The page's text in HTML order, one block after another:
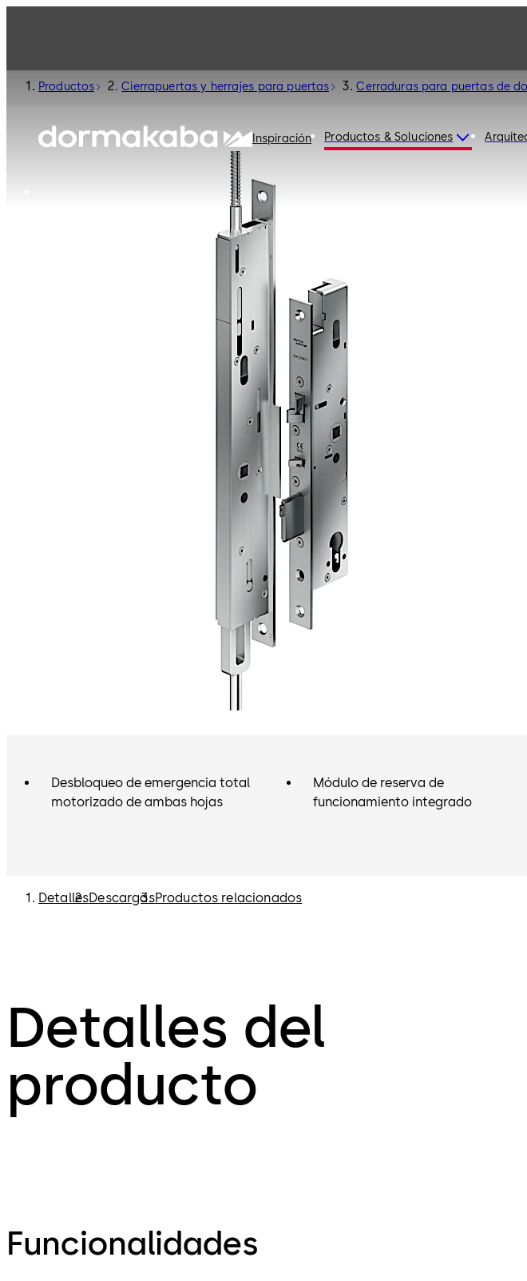
Inspiración Productos & Soluciones
Productos Cierrapuertas y herrajes para puertas Cerraduras para puertas de
Desbloqueo de emergencia total
motorizado de ambas hojas
Módulo de reserva de
funcionamiento integrado
DetallesDescargasProductos relacionados
Detalles del
producto
Funcionalidades